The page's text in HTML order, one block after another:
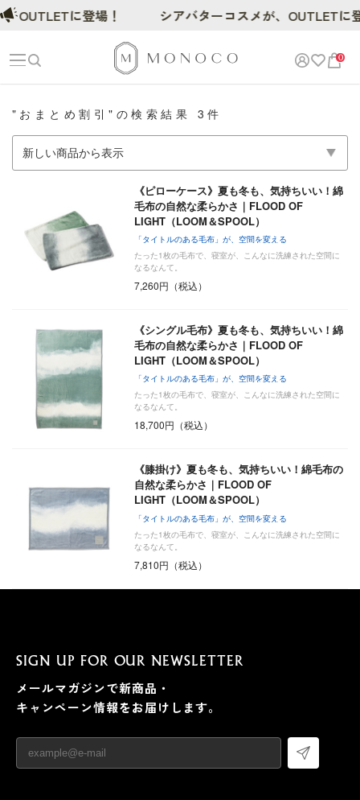
0
"おまとめ割引"の検索結果 3件
《ピローケース》夏も冬も、気持ちいい！綿
毛布の自然な柔らかさ｜FLOOD OF
LIGHT（LOOM＆SPOOL）
「タイトルのある毛布」が、空間を変える
たった1枚の毛布で、寝室が、こんなに洗練された空間に
なるなんて。
7,260円（税込）
《シングル毛布》夏も冬も、気持ちいい！綿
毛布の自然な柔らかさ｜FLOOD OF
LIGHT（LOOM＆SPOOL）
「タイトルのある毛布」が、空間を変える
たった1枚の毛布で、寝室が、こんなに洗練された空間に
なるなんて。
18,700円（税込）
《膝掛け》夏も冬も、気持ちいい！綿毛布の
自然な柔らかさ｜FLOOD OF
LIGHT（LOOM＆SPOOL）
「タイトルのある毛布」が、空間を変える
たった1枚の毛布で、寝室が、こんなに洗練された空間に
なるなんて。
7,810円（税込）
OUTLETに登場！ シアバターコスメが、OUTLETに
SIGN UP FOR OUR NEWSLETTER
メールマガジンで新商品・
キャンペーン情報をお届けします。